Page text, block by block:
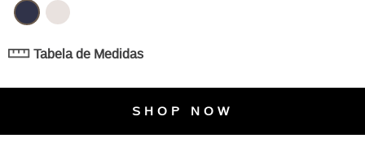
Tabela de Medidas
SHOP NOW